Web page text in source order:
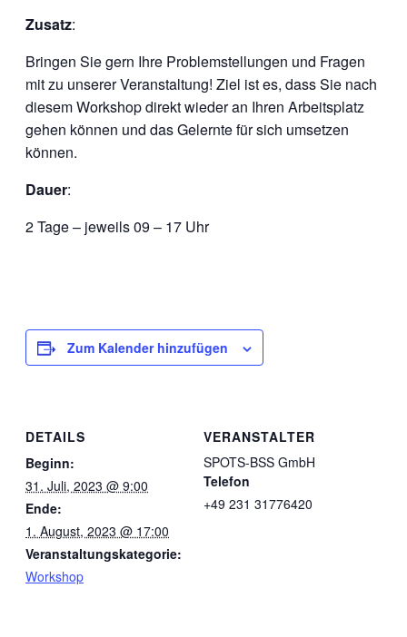
Zusatz:
Bringen Sie gern Ihre Problemstellungen und Fragen
mit zu unserer Veranstaltung! Ziel ist es, dass Sie nach
diesem Workshop direkt wieder an Ihren Arbeitsplatz
gehen können und das Gelernte für sich umsetzen
können.
Dauer:
2 Tage – jeweils 09 – 17 Uhr
Zum Kalender hinzufügen
DETAILS
Beginn:
31. Juli, 2023 @ 9:00
Ende:
1. August, 2023 @ 17:00
Veranstaltungskategorie:
Workshop
VERANSTALTER
SPOTS-BSS GmbH
Telefon
+49 231 31776420